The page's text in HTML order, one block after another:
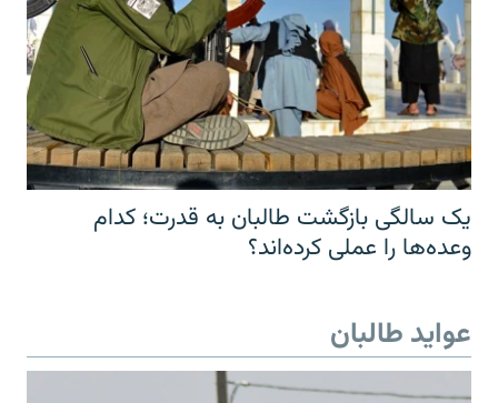
یک سالگی بازگشت طالبان به قدرت؛ کدام
وعده‌ها را عملی کرده‌اند؟
عواید طالبان